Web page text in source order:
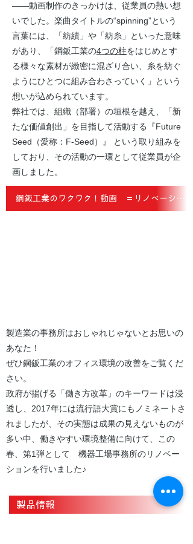
――動画制作のきっかけは、従業員の熱い想
いでした。楽曲タイトルの“spinning”という
言葉には、「紡績」や「紡糸」といった意味
があり、「鋼鈑工業の4つの柱をはじめとす
る様々な素材が緻密に混ざり合い、糸を紡ぐ
ようにひとつに組み合わさっていく」という
想いが込められています。
弊社では、組織（部署）の垣根を越え、「新
たな価値創出」を目指して活動する『Future
Seed（愛称：F-Seed）』 という取り組みを
しており、その活動の一環として従業員が企
画しました。
鋼鈑工業のワクワク！動画 ＝リノベーション
製造業の事務所はおしゃれじゃないとお思いの
あなた！
ぜひ鋼鈑工業のオフィス環境の改善をご覧くだ
さい。
​政府が揚げる「働き方改革」のキーワードは浸
透し、2017年には流行語大賞にもノミネートさ
れましたが、その実態は成果の見えないものが
多い中、働きやすい環境整備に向けて、この
春、第1弾として 機器工場事務所のリノベー
ションを行いました♪
製品情報